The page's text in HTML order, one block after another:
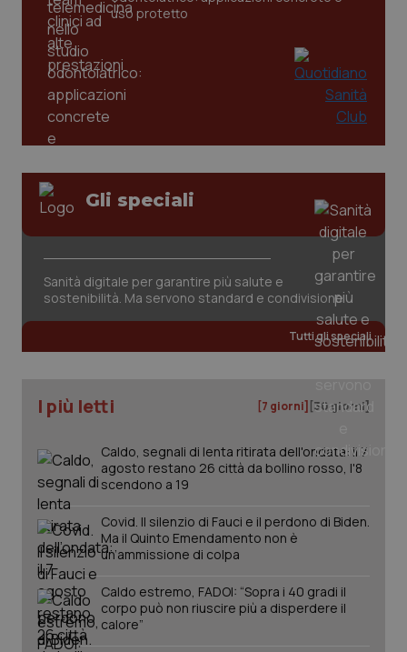
uso protetto
Gli speciali
Sanità digitale per garantire più salute e
sostenibilità. Ma servono standard e condivisione
Tutti gli speciali
I più letti [7 giorni] [30 giorni]
Caldo, segnali di lenta ritirata dell'ondata: il 7
agosto restano 26 città da bollino rosso, l'8
scendono a 19
Covid. Il silenzio di Fauci e il perdono di Biden.
Ma il Quinto Emendamento non è
un’ammissione di colpa
Caldo estremo, FADOI: “Sopra i 40 gradi il
corpo può non riuscire più a disperdere il
calore”
CookieScriptConsent
www.quotidianosanita.it
tracking-sites-ironfish-
session-id
www.quotidianosanita.it
_ga